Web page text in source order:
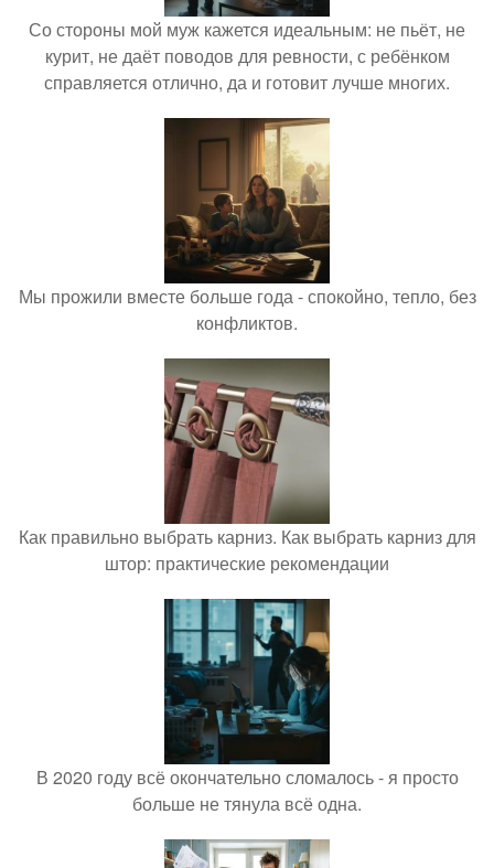
Со стороны мой муж кажется идеальным: не пьёт, не
курит, не даёт поводов для ревности, с ребёнком
справляется отлично, да и готовит лучше многих.
Мы прожили вместе больше года - спокойно, тепло, без
конфликтов.
Как правильно выбрать карниз. Как выбрать карниз для
штор: практические рекомендации
В 2020 году всё окончательно сломалось - я просто
больше не тянула всё одна.